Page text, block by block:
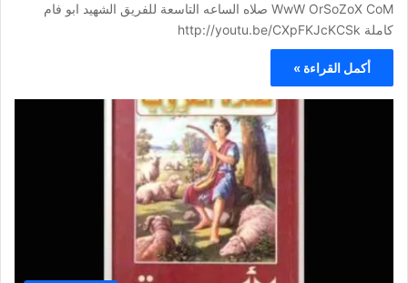
WwW OrSoZoX CoM صلاه الساعه التاسعة للفريق الشهيد ابو فام
كاملة http://youtu.be/CXpFKJcKCSk
أكمل القراءة »